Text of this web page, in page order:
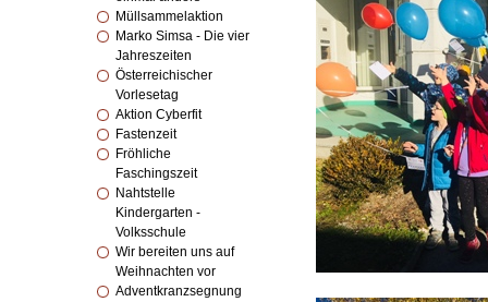
Müllsammelaktion
Marko Simsa - Die vier
Jahreszeiten
Österreichischer
Vorlesetag
Aktion Cyberfit
Fastenzeit
Fröhliche
Faschingszeit
Nahtstelle
Kindergarten -
Volksschule
Wir bereiten uns auf
Weihnachten vor
Adventkranzsegnung